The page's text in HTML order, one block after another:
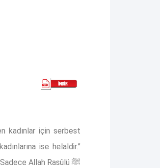
kadınlar için serbest
Sadece Allah Rasûlü ﷺ